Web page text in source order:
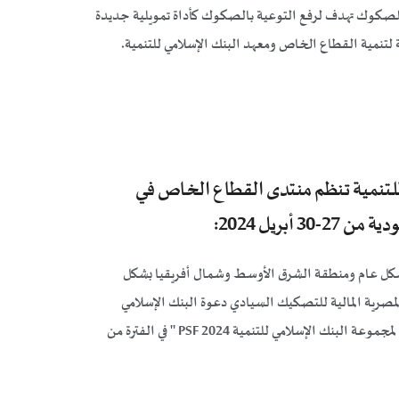
بتاريخ 5 مارس 2024 في ورشة عمل للصكوك تهدف لرفع التوعية بالصكوك كأداة تمويلية جديدة
لتنمية القطاع الخاص ومعهد البنك الإسلامي للتنمية.
تنظم منتدى القطاع الخاص في
2024:
عام ومنطقة الشرق الأوسط وشمال أفريقيا بشكل
المالية للتصكيك السيادي دعوة البنك الإسلامي
للتنمية بالمملكة العربية السعودية للمشاركة في "منتدى القطاع الخاص لمجموعة البنك الإسلامي للتنمية PSF 2024 " في الفترة من